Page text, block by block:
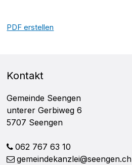
PDF erstellen
Kontakt
Gemeinde Seengen
unterer Gerbiweg 6
5707 Seengen
062 767 63 10
gemeindekanzlei@seengen.ch